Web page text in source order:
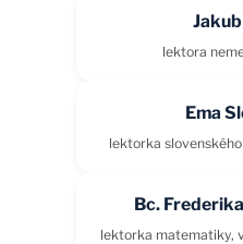
lektora
Ema
lektorka
Bc.
lektorka matematiky,